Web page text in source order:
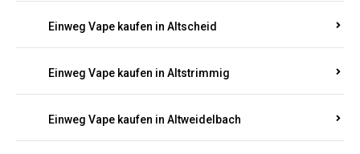
Einweg Vape kaufen in Altscheid
Einweg Vape kaufen in Altstrimmig
Einweg Vape kaufen in Altweidelbach